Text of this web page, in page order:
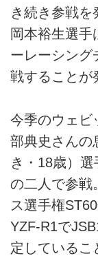
き続き参戦を
岡本裕生選手
ーレーシング
戦することが
今季のウェビ
部典史さんの
き・18歳）
の二人で参戦
ス選手権
YZF-R1で
定しているこ